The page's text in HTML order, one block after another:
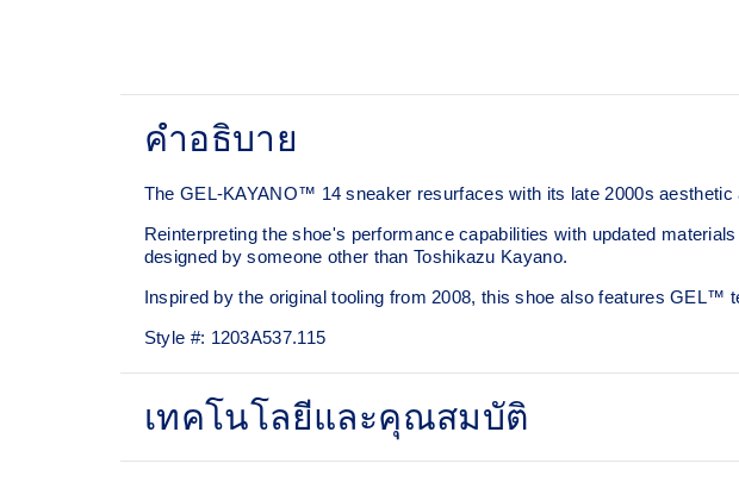
คำอธิบาย
The GEL-KAYANO™ 14 sneaker resurfaces with its late 2000s
Reinterpreting the shoe's performance capabilities with updated
designed by someone other than Toshikazu Kayano.
Inspired by the original tooling from 2008, this shoe also features GEL™
Style #: 1203A537.115
เทคโนโลยีและคุณสมบัติ